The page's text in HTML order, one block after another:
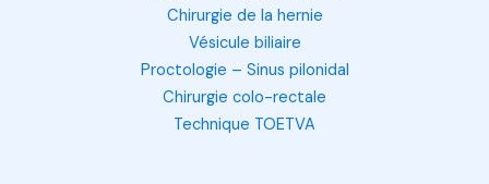
Chirurgie de la hernie
Vésicule biliaire
Proctologie – Sinus pilonidal
Chirurgie colo-rectale
Technique TOETVA